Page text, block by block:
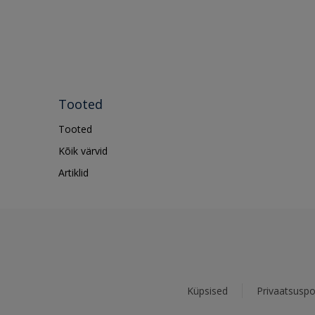
Tooted
Tooted
Kõik värvid
Artiklid
Küpsised